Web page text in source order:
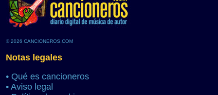
© 2026 CANCIONEROS.COM
Notas legales
• Qué es cancioneros
• Aviso legal